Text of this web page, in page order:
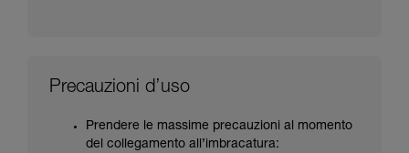
Precauzioni d’uso
Prendere le massime precauzioni al momento
del collegamento all’imbracatura: